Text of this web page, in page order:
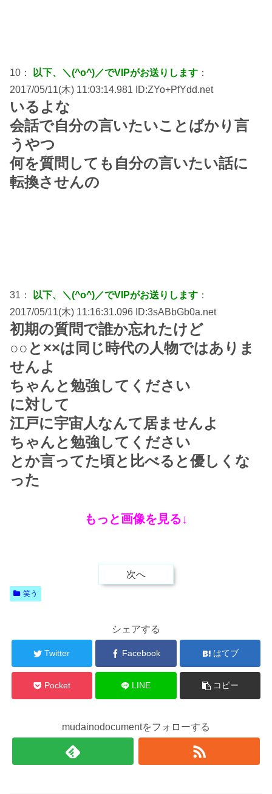
10： 以下、＼(^o^)／でVIPがお送りします ：
2017/05/11(木) 11:03:14.981 ID:ZYo+PfYdd.net
いるよな
会話で自分の言いたいことばかり言
うやつ
何を質問しても自分の言いたい話に
転換させんの
31： 以下、＼(^o^)／でVIPがお送りします ：
2017/05/11(木) 11:16:31.096 ID:3sABbGb0a.net
初期の質問で誰か忘れたけど
○○と××は同じ時代の人物ではありま
せんよ
ちゃんと勉強してください
に対して
江戸に宇宙人なんて居ませんよ
ちゃんと勉強してください
とか言ってた頃と比べると優しくな
った
もっと画像を見る↓
次へ
笑う
シェアする
Twitter Facebook はてブ
Pocket LINE コピー
mudainodocumentをフォローする